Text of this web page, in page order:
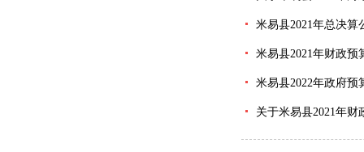
米易县2021年总决算
米易县2021年财政预
米易县2022年政府预
关于米易县2021年